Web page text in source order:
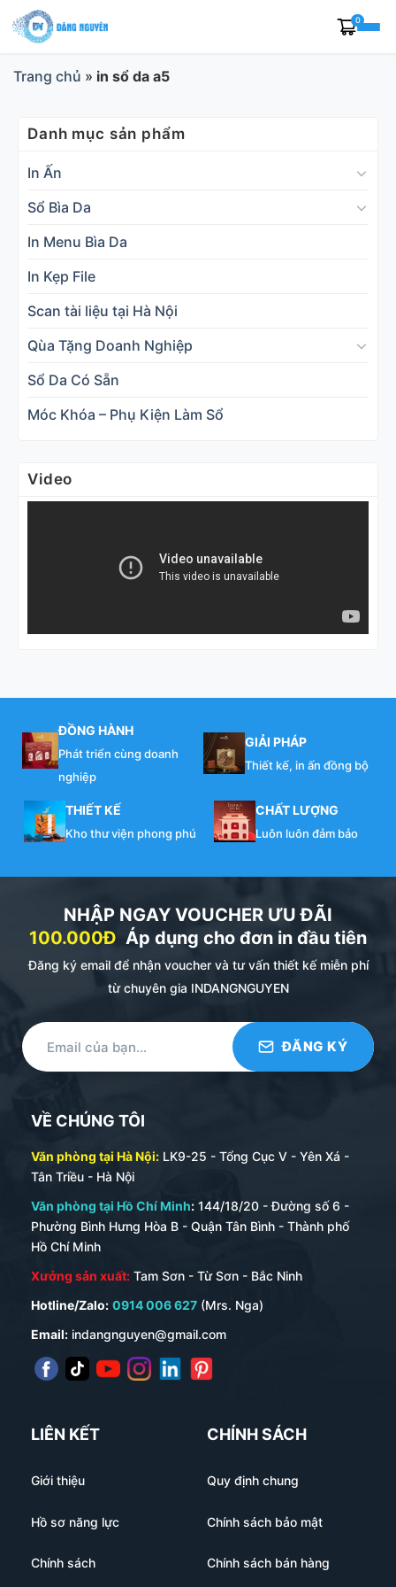
Skip
to
0
Trang chủ » in sổ da a5
Danh mục sản phẩm
In Ấn
Sổ Bìa Da
In Menu Bìa Da
In Kẹp File
Scan tài liệu tại Hà Nội
Qùa Tặng Doanh Nghiệp
Sổ Da Có Sẵn
Móc Khóa – Phụ Kiện Làm Sổ
Video
ĐỒNG HÀNH
Phát triển cùng doanh
nghiệp
GIẢI PHÁP
Thiết kế, in ấn đồng bộ
THIẾT KẾ
Kho thư viện phong phú
CHẤT LƯỢNG
Luôn luôn đảm bảo
NHẬP NGAY VOUCHER ƯU ĐÃI
100.000Đ Áp dụng cho đơn in đầu tiên
Đăng ký email để nhận voucher và tư vấn thiết kế miễn phí
từ chuyên gia INDANGNGUYEN
VỀ CHÚNG TÔI
Văn phòng tại Hà Nội: LK9-25 - Tổng Cục V - Yên Xá -
Tân Triều - Hà Nội
Văn phòng tại Hồ Chí Minh: 144/18/20 - Đường số 6 -
Phường Bình Hưng Hòa B - Quận Tân Bình - Thành phố
Hồ Chí Minh
Xưởng sản xuất: Tam Sơn - Từ Sơn - Bắc Ninh
Hotline/Zalo: 0914 006 627 (Mrs. Nga)
Email: indangnguyen@gmail.com
LIÊN KẾT
Giới thiệu
Hồ sơ năng lực
Chính sách
CHÍNH SÁCH
Quy định chung
Chính sách bảo mật
Chính sách bán hàng